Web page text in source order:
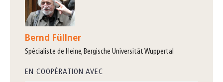
Bernd Füllner
spécialiste de Heine, Bergische Universität Wuppertal
EN COOPÉRATION AVEC